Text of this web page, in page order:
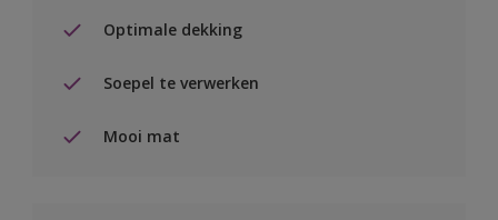
Optimale dekking
Soepel te verwerken
Mooi mat